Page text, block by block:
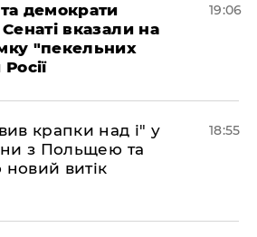
демократи
вказали на
"пекельних
19:06
крапки над і" у
з Польщею та
витік
18:55